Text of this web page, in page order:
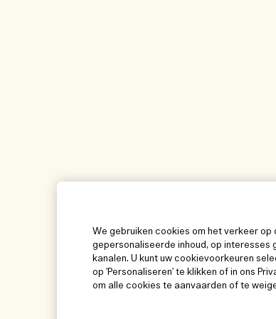
We gebruiken cookies om het verkeer
gepersonaliseerde inhoud, op interesses
kanalen. U kunt uw cookievoorkeuren
op 'Personaliseren' te klikken of in ons
om alle cookies te aanvaarden of te